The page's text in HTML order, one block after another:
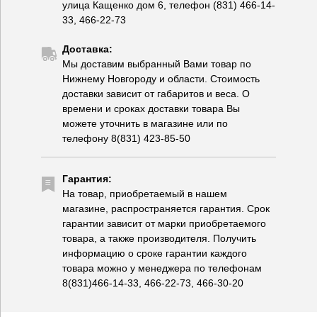
улица Кащенко дом 6, телефон (831) 466-14-
33, 466-22-73
Доставка:
Мы доставим выбранный Вами товар по
Нижнему Новгороду и области. Стоимость
доставки зависит от габаритов и веса. О
времени и сроках доставки товара Вы
можете уточнить в магазине или по
телефону 8(831) 423-85-50
Гарантия:
На товар, приобретаемый в нашем
магазине, распространяется гарантия. Срок
гарантии зависит от марки приобретаемого
товара, а также производителя. Получить
информацию о сроке гарантии каждого
товара можно у менеджера по телефонам
8(831)466-14-33, 466-22-73, 466-30-20